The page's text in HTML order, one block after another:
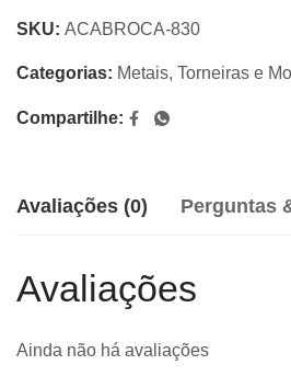
SKU: ACABROCA-830
Categorias: Metais, Torneiras e
Compartilhe:
Avaliações (0) Perguntas
Avaliações
Ainda não há avaliações